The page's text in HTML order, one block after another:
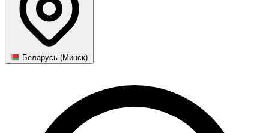
Беларусь (Минск)